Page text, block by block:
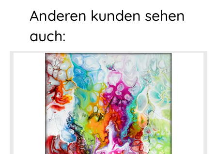
Anderen kunden sehen
auch: